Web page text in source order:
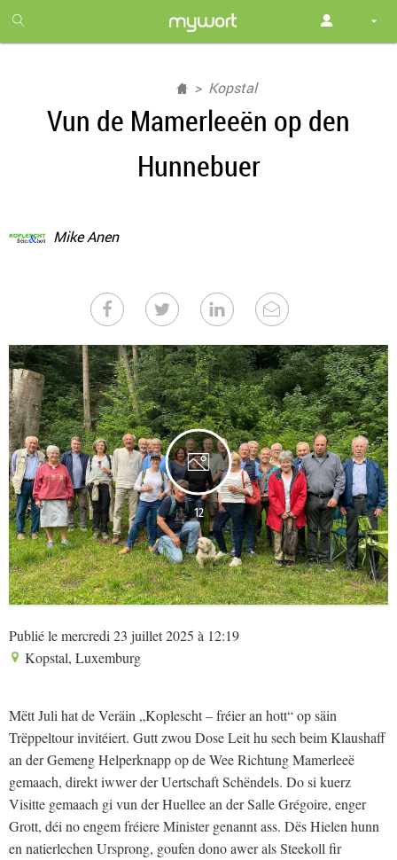
month
free
Kopstal
Vun de Mamerleeën op den
Hunnebuer
Mike Anen
12
Publié le mercredi 23 juillet 2025 à 12:19
Kopstal, Luxemburg
Mëtt Juli hat de Veräin „Koplescht – fréier an hott“ op säin
Trëppeltour invitéiert. Gutt zwou Dose Leit hu sech beim Klaushaff
an der Gemeng Helperknapp op de Wee Richtung Mamerleeë
gemaach, direkt iwwer der Uertschaft Schëndels. Do si kuerz
Visitte gemaach gi vun der Huellee an der Salle Grégoire, enger
Grott, déi no engem fréiere Minister genannt ass. Dës Hielen hunn
en natierlechen Ursprong, goufen dono awer als Steekoll fir